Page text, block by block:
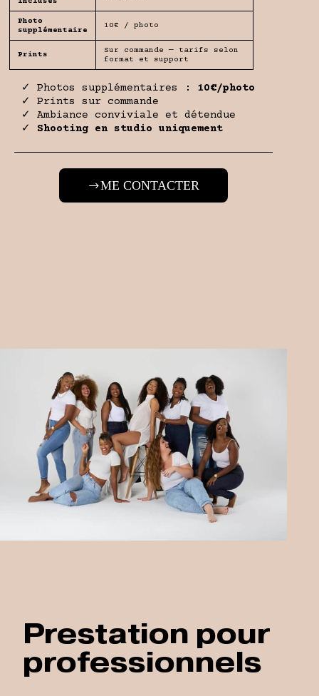
Photo
supplémentaire
10€ / photo
Prints
Sur commande — tarifs selon
format et support
✓ Photos supplémentaires : 10€/photo
✓ Prints sur commande
✓ Ambiance conviviale et détendue
✓ Shooting en studio uniquement
ME CONTACTER
Prestation pour
professionnels